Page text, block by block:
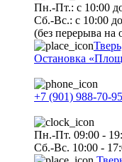
Пн.-Пт.: с 10:00
Сб.-Вс.: с 10:00
(без перерыва на
Остановка
+7 (901) 988-70-95
Пн.-Пт. 09:00 -
Сб.-Вс. 10:00 -